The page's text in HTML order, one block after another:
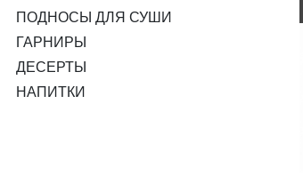
ПОДНОСЫ ДЛЯ СУШИ
ГАРНИРЫ
ДЕСЕРТЫ
НАПИТКИ